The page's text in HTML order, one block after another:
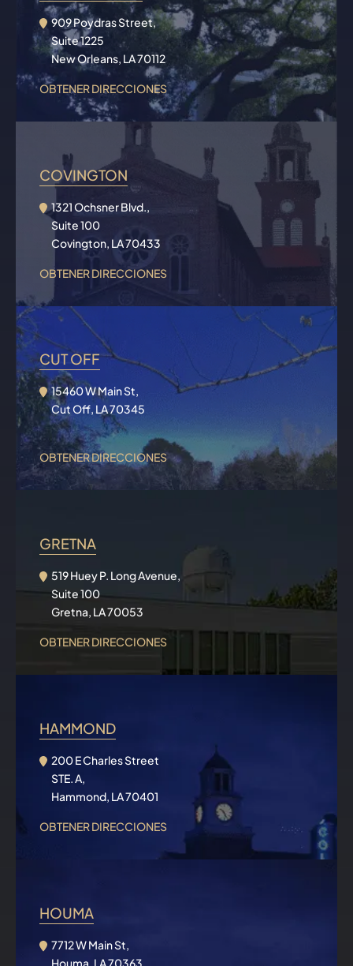
909 Poydras Street,
Suite 1225
New Orleans, LA 70112
OBTENER DIRECCIONES
COVINGTON
1321 Ochsner Blvd.,
Suite 100
Covington, LA 70433
OBTENER DIRECCIONES
CUT OFF
15460 W Main St,
Cut Off, LA 70345
OBTENER DIRECCIONES
GRETNA
519 Huey P. Long Avenue,
Suite 100
Gretna, LA 70053
OBTENER DIRECCIONES
HAMMOND
200 E Charles Street
STE. A,
Hammond, LA 70401
OBTENER DIRECCIONES
HOUMA
7712 W Main St,
Houma, LA 70363